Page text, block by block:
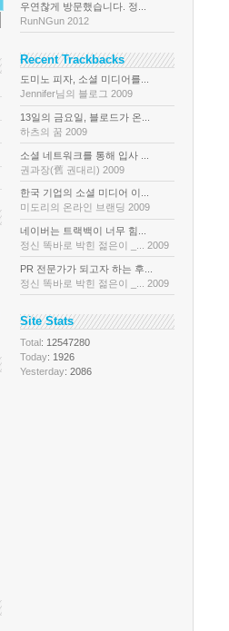
우연찮게 방문했습니다. 정...
RunNGun 2012
Recent Trackbacks
도미노 피자, 소셜 미디어를...
Jennifer님의 블로그 2009
13일의 금요일, 블로드가 온...
하츠의 꿈 2009
소셜 네트워크를 통해 입사 ...
권과장(舊 권대리) 2009
한국 기업의 소셜 미디어 이...
미도리의 온라인 브랜딩 2009
네이버는 트랙백이 너무 힘...
정신 똑바로 박힌 젊은이 _... 2009
PR 전문가가 되고자 하는 후...
정신 똑바로 박힌 젊은이 _... 2009
Site Stats
Total: 12547280
Today: 1926
Yesterday: 2086